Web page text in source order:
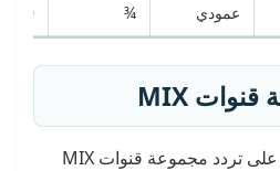
عمودي ¾
قنوات MIX
في الفقرة السابقة تعرفنا على تردد مجموعة قنوات MIX